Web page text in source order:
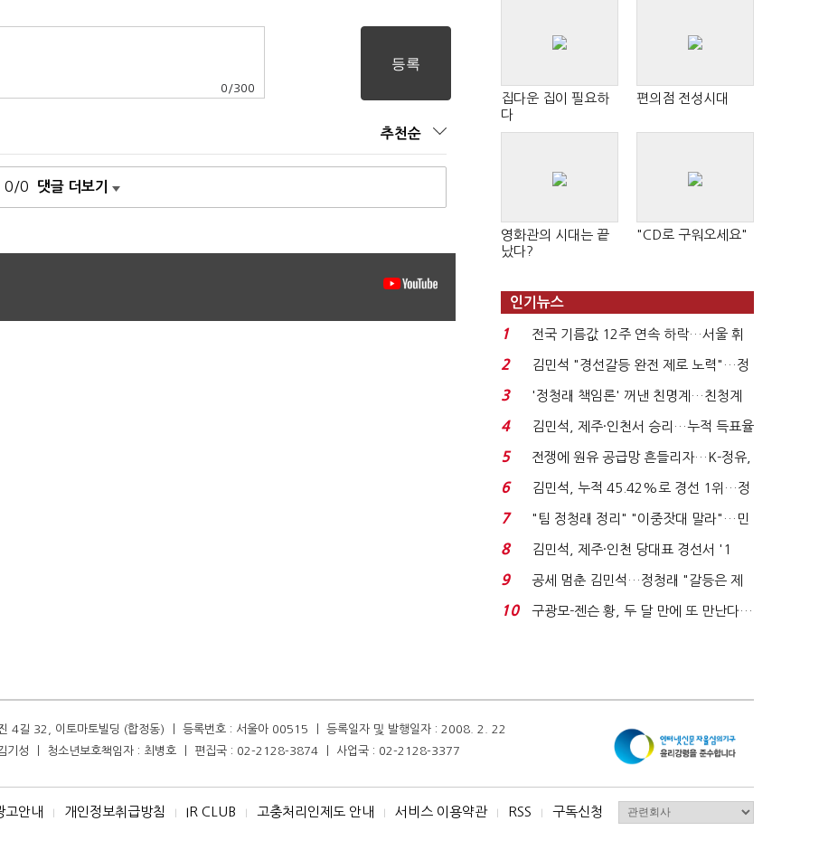
0 /300
추천순
0/0 댓글 더보기
집다운 집이 필요하
다
편의점 전성시대
영화관의 시대는 끝
났다?
"CD로 구워오세요"
인기뉴스
1
전국 기름값 12주 연속 하락…서울 휘
발윳값 1909원...
2
김민석 "경선갈등 완전 제로 노력"…정
청래 "반명 공세 사...
3
'정청래 책임론' 꺼낸 친명계…친청계
는 추가투표 때리기...
4
김민석, 제주·인천서 승리…누적 득표율
'1위 탈환'(종합)...
5
전쟁에 원유 공급망 흔들리자…K-정유,
에너지안보 핵심...
6
김민석, 누적 45.42%로 경선 1위…정
청래와 격차 0.86%p(...
7
"팀 정청래 정리" "이중잣대 말라"…민
주 최고위원 계파 다...
8
김민석, 제주·인천 당대표 경선서 '1
위'(1보)...
9
공세 멈춘 김민석…정청래 "갈등은 제
가 수습"
10
구광모-젠슨 황, 두 달 만에 또 만난다…
4길 32, 이토마토빌딩 (합정동) ㅣ 등록번호 : 서울아 00515 ㅣ 등록일자 및 발행일자 : 2008. 2. 22
기성 ㅣ 청소년보호책임자 : 최병호 ㅣ 편집국 : 02-2128-3874 ㅣ 사업국 : 02-2128-3377
고안내 I 개인정보취급방침 I IR CLUB I 고충처리인제도 안내 I 서비스 이용약관 I RSS I 구독신청